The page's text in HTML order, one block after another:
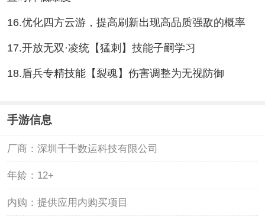
16.优化四方云游，提高刷新出现高品质强敌的概率
17.开放无双·凌统【猛刺】技能子嗣学习
18.盾兵专精技能【裂魂】伤害调整为无视防御
手游信息
厂商： 深圳千千数运科技有限公司
年龄： 12+
内购： 提供应用内购买项目